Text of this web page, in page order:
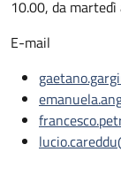
10.00, da
E-mail